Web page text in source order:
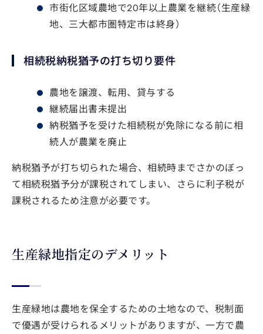
市街化区域農地で20年以上農業を継続（生産緑
地、三大都市圏特定市は終身）
相続税納税猶予の打ち切り要件
農地を譲渡、転用、貸与する
継続届出書未提出
納税猶予を受けた相続税が免除になる前に相
続人が農業を廃止
納税猶予が打ち切られた場合、相続時までさかのぼっ
て相続税猶予分が課税されてしまい、さらに利子税が
課税されるため注意が必要です。
生産緑地指定のデメリット
生産緑地は農地を保全するための土地なので、税制面
で優遇が受けられるメリットがありますが、一方で農